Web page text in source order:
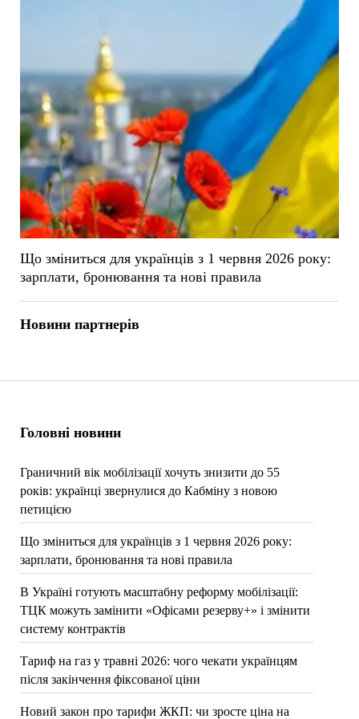
Головні новини
Граничний вік мобілізації хочуть знизити до 55
років: українці звернулися до Кабміну з новою
петицією
Що зміниться для українців з 1 червня 2026 року:
зарплати, бронювання та нові правила
В Україні готують масштабну реформу мобілізації:
ТЦК можуть замінити «Офісами резерву+» і змінити
систему контрактів
Тариф на газ у травні 2026: чого чекати українцям
після закінчення фіксованої ціни
Новий закон про тарифи ЖКП: чи зросте ціна на
Що зміниться для українців з 1 червня 2026 року:
зарплати, бронювання та нові правила
Новини партнерів